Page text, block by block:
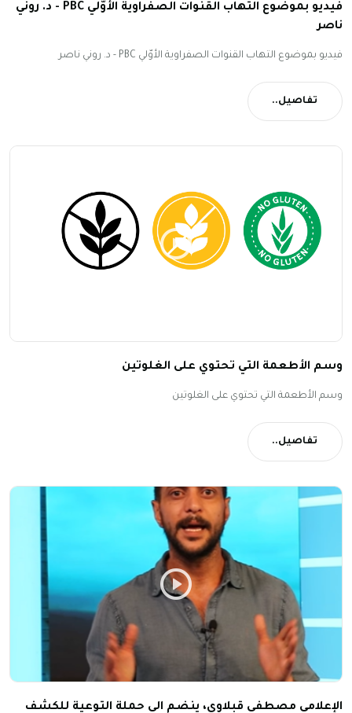
فيديو بموضوع التهاب القنوات الصفراوية الأوّلي PBC - د. روني
ناصر
فيديو بموضوع التهاب القنوات الصفراوية الأوّلي PBC - د. روني ناصر
تفاصيل..
وسم الأطعمة التي تحتوي على الغلوتين
وسم الأطعمة التي تحتوي على الغلوتين
تفاصيل..
الإعلامي مصطفى قبلاوي، ينضم الى حملة التوعية للكشف